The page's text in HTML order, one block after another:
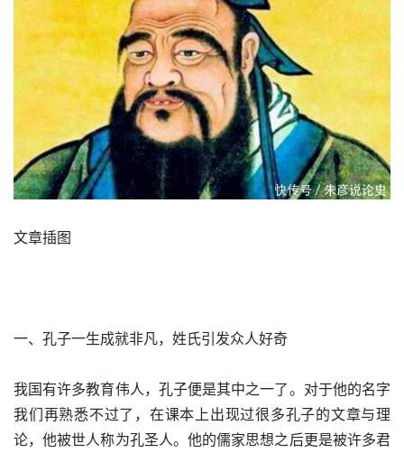
文章插图
一、孔子一生成就非凡，姓氏引发众人好奇
我国有许多教育伟人，孔子便是其中之一了。对于他的名字
我们再熟悉不过了，在课本上出现过很多孔子的文章与理
论，他被世人称为孔圣人。他的儒家思想之后更是被许多君